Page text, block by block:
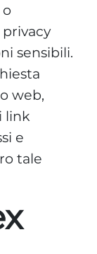
sensibili.
web,
link
e
tale